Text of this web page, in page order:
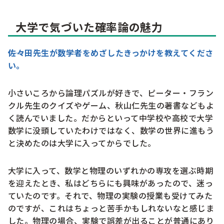
大学で気づいた確率論の魅力
佐々田先生が数学者をめざしたきっかけを教えてくださ
い。
小さいころから論理パズルが好きで、ピーター・フラン
クル先生のクイズやゲーム、秋山仁先生の著書などもよ
く読んでいました。だからといって中学校や高校で大学
数学に没頭していたわけではなく、数学の世界に進もう
と決めたのは大学に入ってからでした。
大学に入って、数学と物理のいずれかの専攻を選ぶ時期
を迎えたとき、私はどちらにも興味があったので、迷っ
ていたのです。それで、物理の実験の授業も受けてみた
のですが、これはちょっと苦手かもしれないなと感じま
した。物理の場合、実験で誤差が出ることが普通にあり